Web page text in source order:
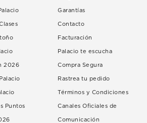
2026
Puntos
Garantías
Contacto
Facturación
Palacio te escucha
Compra Segura
Rastrea tu pedido
Términos y Condiciones
Canales Oficiales de
Comunicación